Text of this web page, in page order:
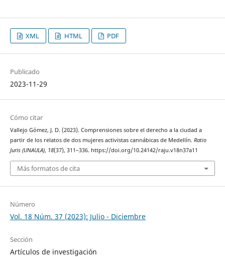
XML HTML PDF
Publicado
2023-11-29
Cómo citar
Vallejo Gómez, J. D. (2023). Comprensiones sobre el derecho a la ciudad a
partir de los relatos de dos mujeres activistas cannábicas de Medellín. Ratio
Juris (UNAULA), 18(37), 311–336. https://doi.org/10.24142/raju.v18n37a11
Más formatos de cita
Número
Vol. 18 Núm. 37 (2023): Julio - Diciembre
Sección
Artículos de investigación